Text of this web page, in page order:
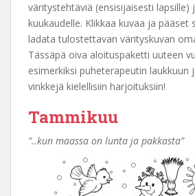
väritystehtäviä (ensisijaisesti lapsille)
kuukaudelle. Klikkaa kuvaa ja pääset
ladata tulostettavan värityskuvan
Tässäpä oiva aloituspaketti uuteen
esimerkiksi puheterapeutin laukkuun
vinkkejä kielellisiin harjoituksiin!
Tammikuu
”..kun maassa on lunta ja pakkasta”